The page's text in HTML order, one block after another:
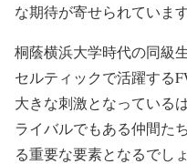
な期待が寄せられています
桐蔭横浜大学時代の同級
セルティックで活躍する
大きな刺激となっている
ライバルでもある仲間た
る重要な要素となるでしょ